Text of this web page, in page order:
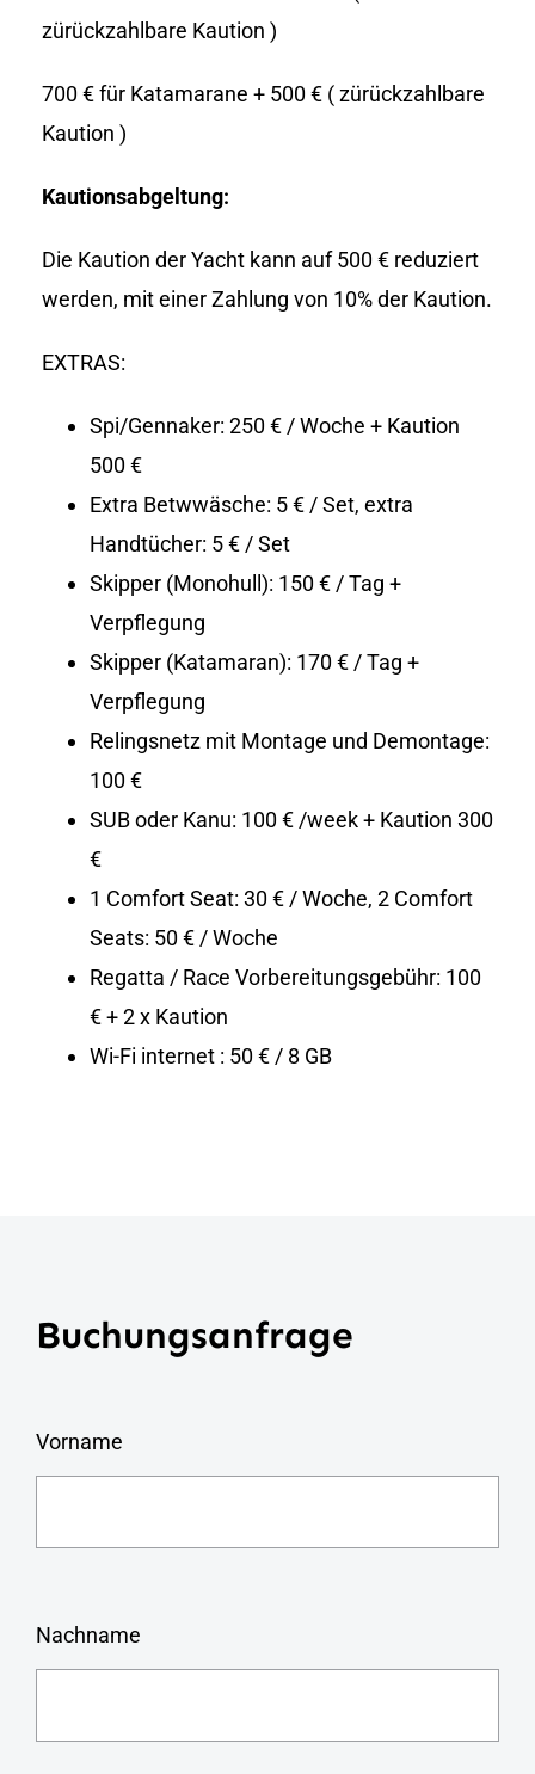
zürückzahlbare Kaution )
700 € für Katamarane + 500 € ( zürückzahlbare
Kaution )
Kautionsabgeltung:
Die Kaution der Yacht kann auf 500 € reduziert
werden, mit einer Zahlung von 10% der Kaution.
EXTRAS:
Spi/Gennaker: 250 € / Woche + Kaution
500 €
Extra Betwwäsche: 5 € / Set, extra
Handtücher: 5 € / Set
Skipper (Monohull): 150 € / Tag +
Verpflegung
Skipper (Katamaran): 170 € / Tag +
Verpflegung
Relingsnetz mit Montage und Demontage:
100 €
SUB oder Kanu: 100 € /week + Kaution 300
€
1 Comfort Seat: 30 € / Woche, 2 Comfort
Seats: 50 € / Woche
Regatta / Race Vorbereitungsgebühr: 100
€ + 2 x Kaution
Wi-Fi internet : 50 € / 8 GB
Buchungsanfrage
Vorname
Nachname